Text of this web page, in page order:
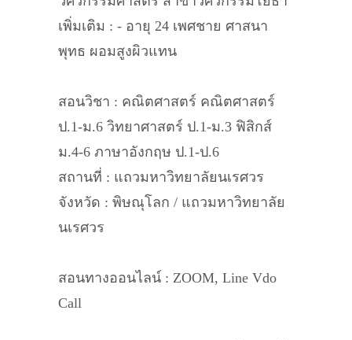
เพิ่มเติม : - อายุ 24 เพศชาย ศาสนา
พุทธ ผอมสูงผิวแทน
สอนวิชา : คณิตศาสตร์ คณิตศาสตร์
ป.1-ม.6 วิทยาศาสตร์ ป.1-ม.3 ฟิสิกส์
ม.4-6 ภาษาอังกฤษ ป.1-ป.6
สถานที่ : แถวมหาวิทยาลัยนเรศวร
จังหวัด : พิษณุโลก / แถวมหาวิทยาลัย
นเรศวร
สอนทางออนไลน์ : ZOOM, Line Vdo
Call